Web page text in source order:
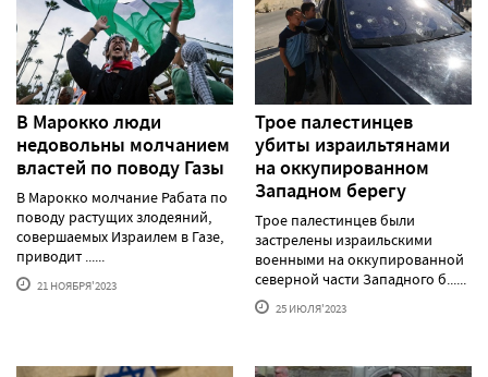
В Марокко люди
недовольны молчанием
властей по поводу Газы
В Марокко молчание Рабата по
поводу растущих злодеяний,
совершаемых Израилем в Газе,
приводит ......
21 НОЯБРЯ'2023
Трое палестинцев
убиты израильтянами
на оккупированном
Западном берегу
Трое палестинцев были
застрелены израильскими
военными на оккупированной
северной части Западного б......
25 ИЮЛЯ'2023